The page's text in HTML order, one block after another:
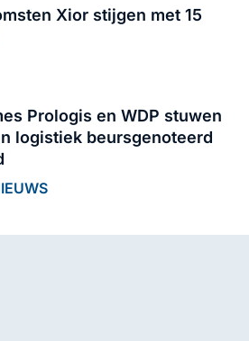
Xior stijgen met 15
Prologis en WDP stuwen
logistiek beursgenoteerd